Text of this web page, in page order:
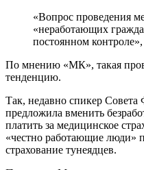
«Вопрос проведения
«неработающих
постоянном
По мнению «МК», такая
тенденцию.
Так, недавно спикер
предложила вменить
платить за медицинское
«честно работающие люди»
страхование тунеядцев.